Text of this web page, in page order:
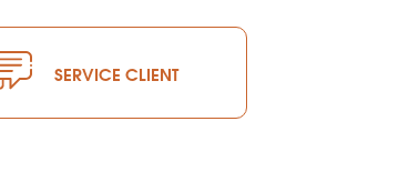
SERVICE CLIENT